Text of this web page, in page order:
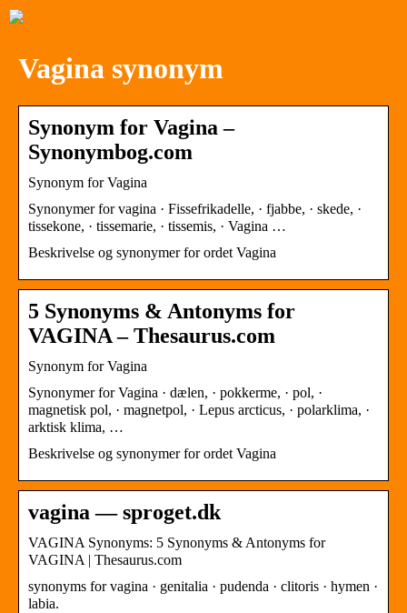
Vagina synonym
Synonym for Vagina –
Synonymbog.com
Synonym for Vagina
Synonymer for vagina · Fissefrikadelle, · fjabbe, · skede, ·
tissekone, · tissemarie, · tissemis, · Vagina …
Beskrivelse og synonymer for ordet Vagina
5 Synonyms & Antonyms for
VAGINA – Thesaurus.com
Synonym for Vagina
Synonymer for Vagina · dælen, · pokkerme, · pol, ·
magnetisk pol, · magnetpol, · Lepus arcticus, · polarklima, ·
arktisk klima, …
Beskrivelse og synonymer for ordet Vagina
vagina — sproget.dk
VAGINA Synonyms: 5 Synonyms & Antonyms for
VAGINA | Thesaurus.com
synonyms for vagina · genitalia · pudenda · clitoris · hymen ·
labia.